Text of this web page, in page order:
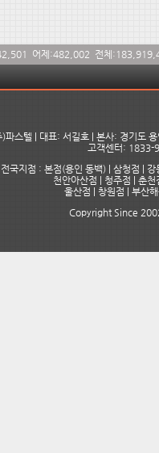
어제:482,002 전체:
)파스텔 | 대표: 서길호 | 본사: 경기도
고객센터: 1833-
전국지점 : 본점(용인 동백) | 삼청점 |
천안아산점 | 청주점 | 춘
울산점 | 창원점 | 부산
Copyright Since